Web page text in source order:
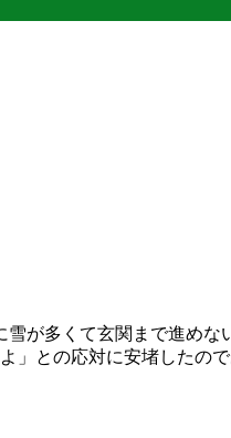
が多くて玄関まで進めな
」との応対に安堵したので